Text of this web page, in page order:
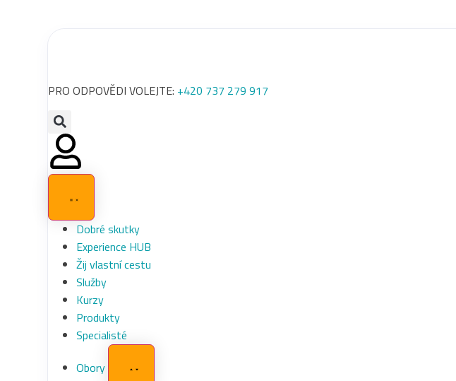
PRO ODPOVĚDI VOLEJTE: +420 737 279 917
Dobré skutky
Experience HUB
Žij vlastní cestu
Služby
Kurzy
Produkty
Specialisté
Obory